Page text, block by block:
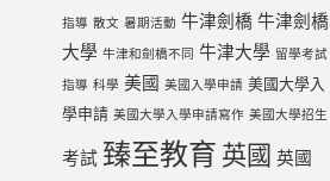
指導 散文 暑期活動 牛津劍橋 牛津劍橋
大學 牛津和劍橋不同 牛津大學 留學考試
指導 科學 美國 美國入學申請 美國大學入
學申請 美國大學入學申請寫作 美國大學招生
考試 臻至教育 英國 英國